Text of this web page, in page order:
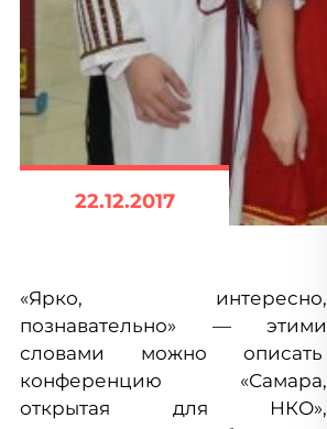
22.12.2017
«Ярко, интересно,
познавательно» — этими
словами можно описать
конференцию «Самара,
открытая для НКО»,